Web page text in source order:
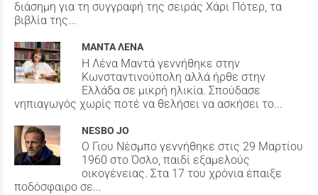
διάσημη για τη συγγραφή της σειράς Χάρι Πότερ, τα
βιβλία της...
ΜΑΝΤΑ ΛΕΝΑ
Η Λένα Μαντά γεννήθηκε στην
Κωνσταντινούπολη αλλά ήρθε στην
Ελλάδα σε μικρή ηλικία. Σπούδασε
νηπιαγωγός χωρίς ποτέ να θελήσει να ασκήσει το...
NESBO JO
Ο Γιου Νέσμπο γεννήθηκε στις 29 Μαρτίου
1960 στο Όσλο, παιδί εξαμελούς
οικογένειας. Στα 17 του χρόνια έπαιξε
ποδόσφαιρο σε...